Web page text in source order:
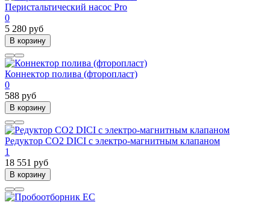
Перистальтический насос Pro
0
5 280 руб
В корзину
Коннектор полива (фторопласт)
0
588 руб
В корзину
Редуктор CO2 DICI с электро-магнитным клапаном
1
18 551 руб
В корзину